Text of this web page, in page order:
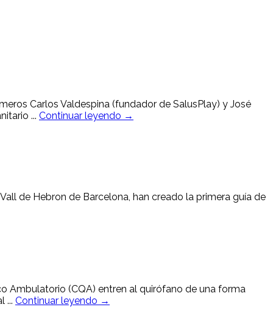
Carlos Valdespina (fundador de SalusPlay) y José
... Continuar leyendo →
de Hebron de Barcelona, han creado la primera guía de
Ambulatorio (CQA) entren al quirófano de una forma
... Continuar leyendo →